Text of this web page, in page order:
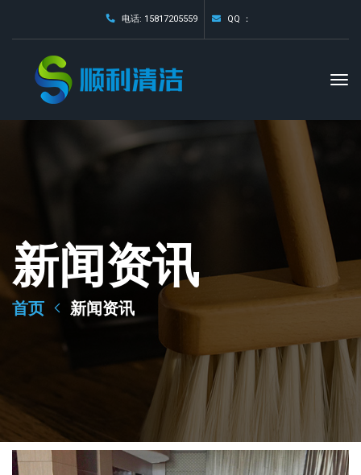
电话: 15817205559 QQ ：
新闻资讯
首页 新闻资讯